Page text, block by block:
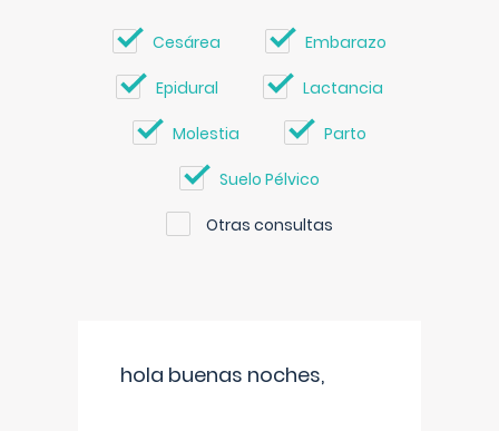
Cesárea Embarazo
Epidural Lactancia
Molestia Parto
Suelo Pélvico
Otras consultas
hola buenas noches,